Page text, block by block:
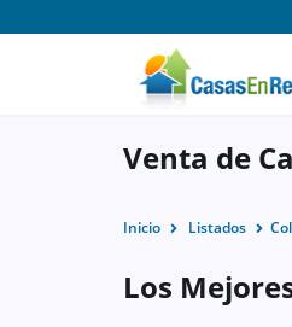
Venta de
Inicio Listados
Los